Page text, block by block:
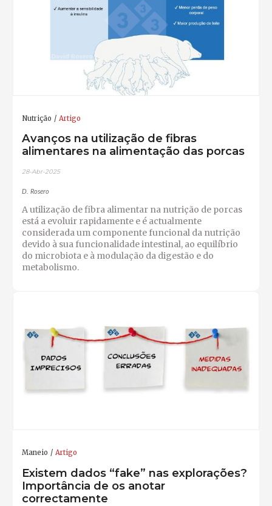
Nutrição Artigo
Avanços na utilização de fibras
alimentares na alimentação das porcas
28-Abr-2025
D. Rosero
A utilização de fibra alimentar na nutrição de porcas
está a evoluir rapidamente e é actualmente
considerada um componente funcional da nutrição
devido à sua funcionalidade intestinal, ao equilíbrio
do microbiota e à modulação da digestão e do
metabolismo.
Maneio Artigo
Existem dados “fake” nas explorações?
Importância de os anotar
correctamente